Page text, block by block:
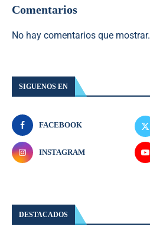
Comentarios
No hay comentarios que mostrar.
SIGUENOS EN
FACEBOOK
INSTAGRAM
DESTACADOS